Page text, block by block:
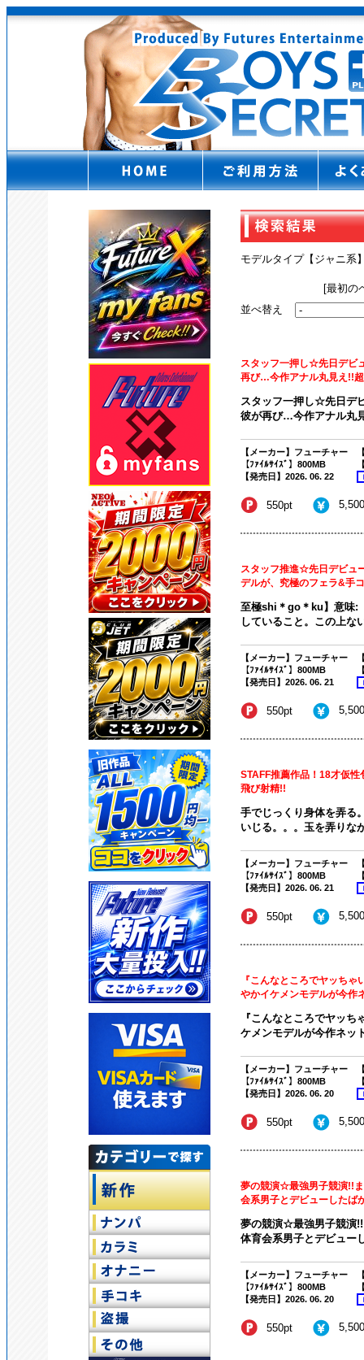
モデルタイプ【ジャニ
[最初の
並べ替え
スタッフ一押し☆先日デビ
再び…今作アナル丸見え!!
スタッフ一押し☆先日デ
彼が再び…今作アナル丸
【メーカー】フューチャー
【ﾌｧｲﾙｻｲｽﾞ】800MB
【発売日】2026. 06. 22
550pt
スタッフ推進☆先日デビュ
デルが、究極のフェラ&手
至極shi＊go＊ku】意味:
していること。この上な
【メーカー】フューチャー
【ﾌｧｲﾙｻｲｽﾞ】800MB
【発売日】2026. 06. 21
550pt
STAFF推薦作品！18才仮
飛び射精!!
手でじっくり身体を弄る
いじる。。。玉を弄りな
【メーカー】フューチャー
【ﾌｧｲﾙｻｲｽﾞ】800MB
【発売日】2026. 06. 21
550pt
『こんなところでヤッち
やかイケメンモデルが今作
『こんなところでヤッ
ケメンモデルが今作ネッ
【メーカー】フューチャー
【ﾌｧｲﾙｻｲｽﾞ】800MB
【発売日】2026. 06. 20
550pt
夢の競演☆最強男子競演!!
会系男子とデビューしたば
夢の競演☆最強男子競演
体育会系男子とデビュー
【メーカー】フューチャー
【ﾌｧｲﾙｻｲｽﾞ】800MB
【発売日】2026. 06. 20
550pt